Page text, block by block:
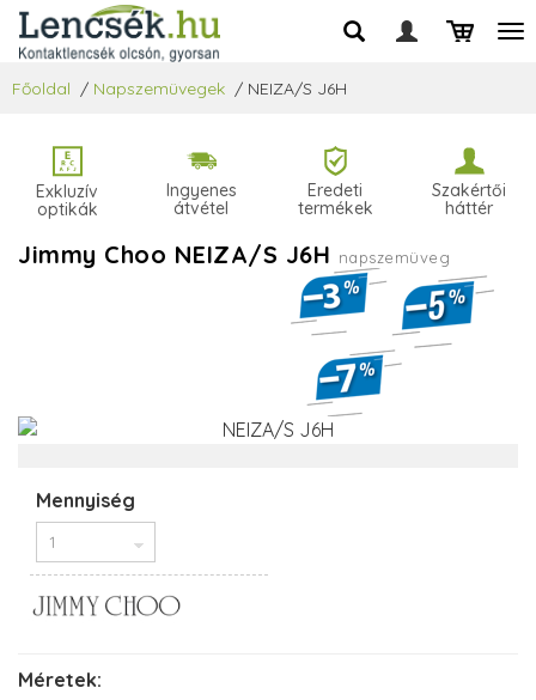
Főoldal / Napszemüvegek / NEIZA/S J6H
Exkluzív
optikák
Ingyenes
átvétel
Eredeti
termékek
Szakértői
háttér
Jimmy Choo NEIZA/S J6H napszemüveg
Mennyiség
Méretek: